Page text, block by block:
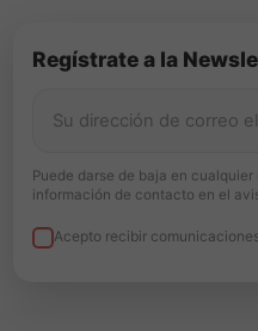
Regístrate a la
Puede darse de baja en
información de contacto en el
Acepto recibir